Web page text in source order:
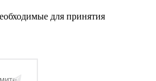
для принятия